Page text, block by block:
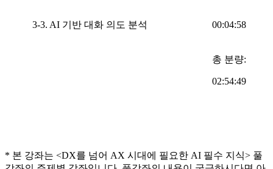
3-3. AI 기반 대화 의도 분석 00:04:58
총 분량:
02:54:49
* 본 강좌는 <DX를 넘어 AX 시대에 필요한 AI 필수 지식> 풀